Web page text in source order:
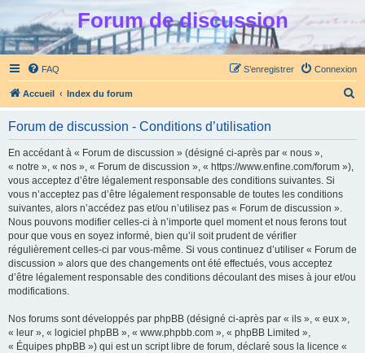
Forum de discussion
FAQ Connexion
S’enregistrer
Accueil Index du forum
Forum de discussion - Conditions d’utilisation
En accédant à « Forum de discussion » (désigné ci-après par « nous »,
« notre », « nos », « Forum de discussion », « https://www.enfine.com/forum »),
vous acceptez d’être légalement responsable des conditions suivantes. Si
vous n’acceptez pas d’être légalement responsable de toutes les conditions
suivantes, alors n’accédez pas et/ou n’utilisez pas « Forum de discussion ».
Nous pouvons modifier celles-ci à n’importe quel moment et nous ferons tout
pour que vous en soyez informé, bien qu’il soit prudent de vérifier
régulièrement celles-ci par vous-même. Si vous continuez d’utiliser « Forum de
discussion » alors que des changements ont été effectués, vous acceptez
d’être légalement responsable des conditions découlant des mises à jour et/ou
modifications.
Nos forums sont développés par phpBB (désigné ci-après par « ils », « eux »,
« leur », « logiciel phpBB », « www.phpbb.com », « phpBB Limited »,
« Équipes phpBB ») qui est un script libre de forum, déclaré sous la licence «